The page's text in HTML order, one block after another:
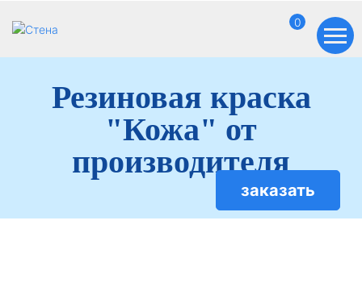
0
Резиновая краска
"Кожа" от
производителя
заказать